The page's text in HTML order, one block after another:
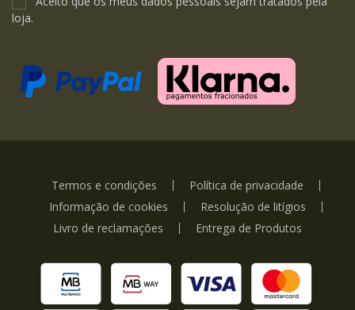
loja.
Termos e condições
Política de privacidade
Informação de cookies
Resolução de litígios
Livro de reclamações
Entrega de Produtos